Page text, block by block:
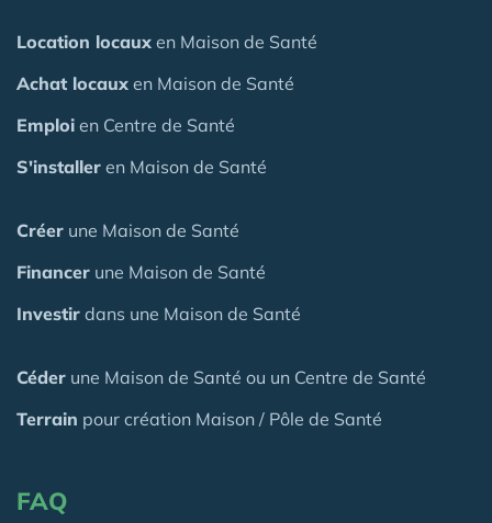
Location locaux en Maison de Santé
Achat locaux en Maison de Santé
Emploi en Centre de Santé
S'installer en Maison de Santé
Créer une Maison de Santé
Financer une Maison de Santé
Investir dans une Maison de Santé
Céder une Maison de Santé ou un Centre de Santé
Terrain pour création Maison / Pôle de Santé
FAQ